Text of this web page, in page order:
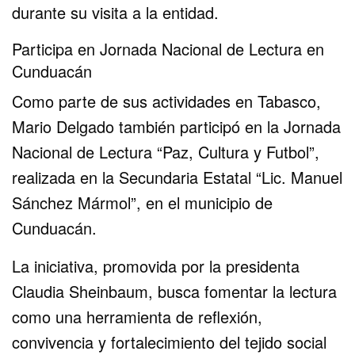
durante su visita a la entidad.
Participa en Jornada Nacional de Lectura en
Cunduacán
Como parte de sus actividades en Tabasco,
Mario Delgado también participó en la Jornada
Nacional de Lectura “Paz, Cultura y Futbol”,
realizada en la Secundaria Estatal “Lic. Manuel
Sánchez Mármol”, en el municipio de
Cunduacán.
La iniciativa, promovida por la presidenta
Claudia Sheinbaum, busca fomentar la lectura
como una herramienta de reflexión,
convivencia y fortalecimiento del tejido social